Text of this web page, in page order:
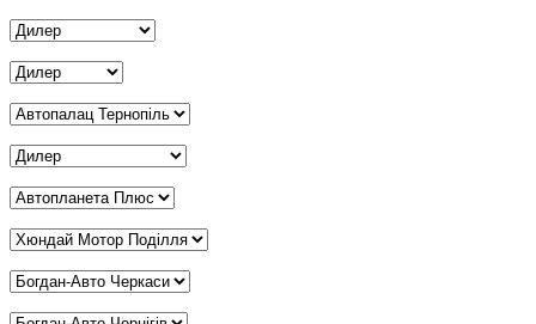
Дилер Рівне
Дилер Суми
Дилер Тернопіль*
Дилер Харків
Дилер Херсон*
Дилер Хмельницький
Дилер Черкаси*